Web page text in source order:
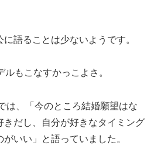
語ることは少ないようです。
もこなすかっこよさ。
は、「今のところ結婚願望はな
きだし、自分が好きなタイミング
いい」と語っていました。